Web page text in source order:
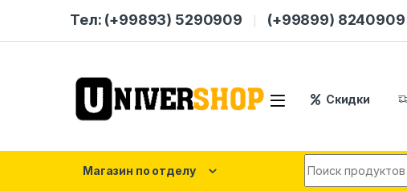
Тел: (+99893) 5290909 (+99899) 8240909
Скидки
Магазин по отделу